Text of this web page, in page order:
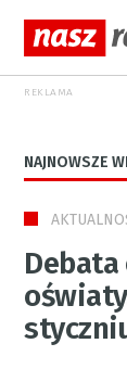
REKLAMA
NAJNOWSZE